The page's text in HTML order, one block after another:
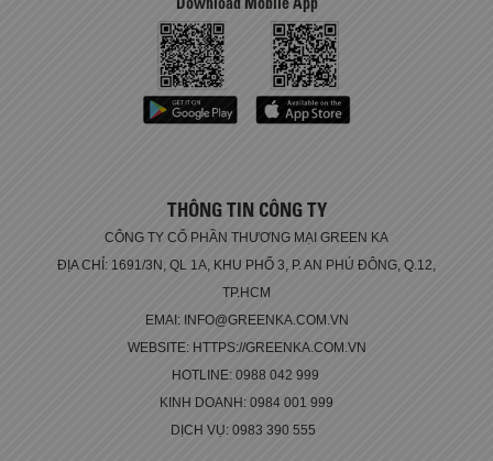
THÔNG TIN CÔNG TY
CÔNG TY CỔ PHẦN THƯƠNG MẠI GREEN KA
ĐỊA CHỈ: 1691/3N, QL 1A, KHU PHỐ 3, P. AN PHÚ ĐÔNG, Q.12,
TP.HCM
EMAI: INFO@GREENKA.COM.VN
WEBSITE: HTTPS://GREENKA.COM.VN
HOTLINE: 0988 042 999
KINH DOANH: 0984 001 999
DỊCH VỤ: 0983 390 555